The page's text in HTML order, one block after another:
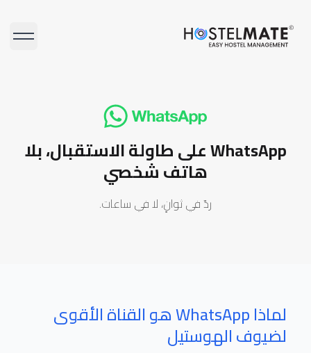
فتح
WhatsApp على طاولة الاستقبال، بلا
هاتف شخصي
ردّ في ثوانٍ، لا في ساعات.
لماذا WhatsApp هو القناة الأقوى
لضيوف الهوستيل